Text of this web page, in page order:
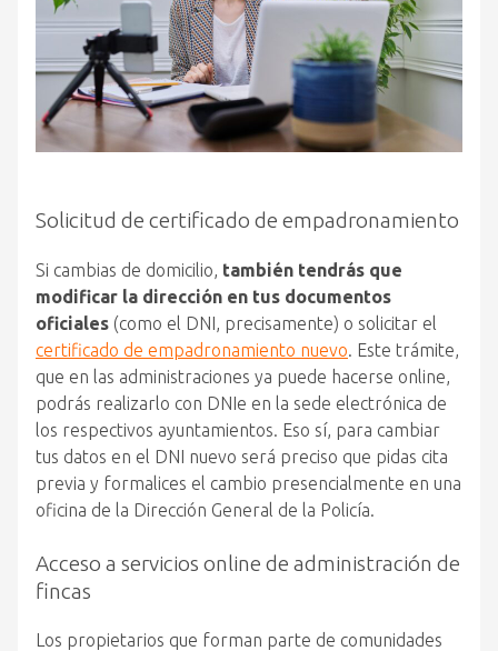
Solicitud de certificado de empadronamiento
Si cambias de domicilio, también tendrás que
modificar la dirección en tus documentos
oficiales (como el DNI, precisamente) o solicitar el
certificado de empadronamiento nuevo. Este trámite,
que en las administraciones ya puede hacerse online,
podrás realizarlo con DNIe en la sede electrónica de
los respectivos ayuntamientos. Eso sí, para cambiar
tus datos en el DNI nuevo será preciso que pidas cita
previa y formalices el cambio presencialmente en una
oficina de la Dirección General de la Policía.
Acceso a servicios online de administración de
fincas
Los propietarios que forman parte de comunidades